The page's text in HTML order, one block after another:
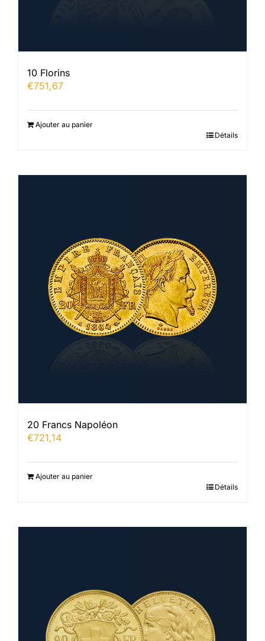
10 Florins
€751,67
Ajouter au panier
Détails
20 Francs Napoléon
€721,14
Ajouter au panier
Détails